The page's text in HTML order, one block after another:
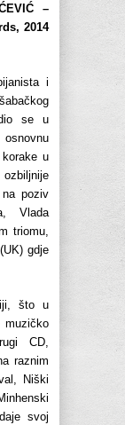
–
2014
i
se u
u
poziv
Vlada
triomu,
gdje
što u
muzičko
CD,
raznim
Niški
svoj